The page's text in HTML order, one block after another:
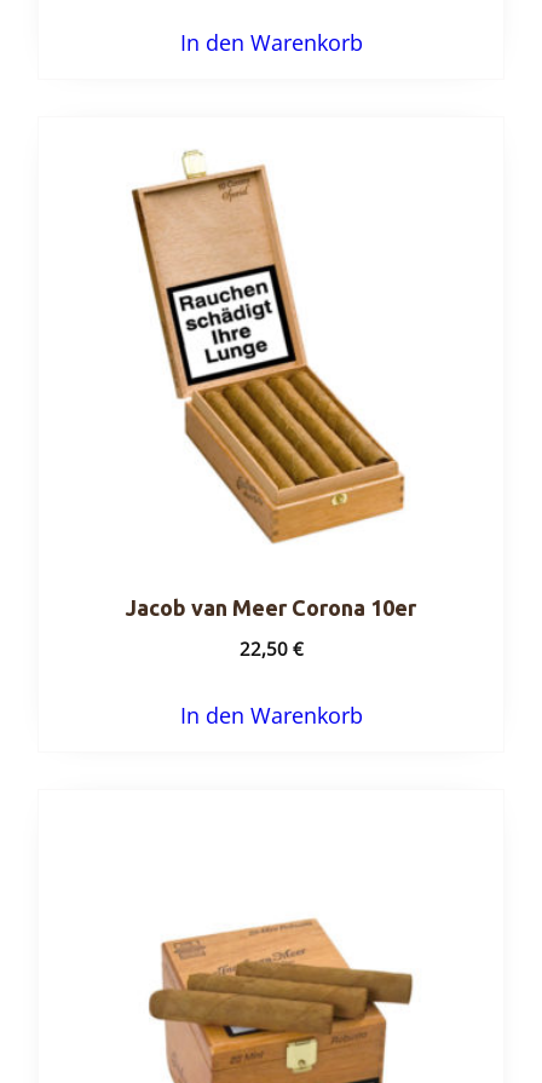
In den Warenkorb
Jacob van Meer Corona 10er
22,50€
In den Warenkorb